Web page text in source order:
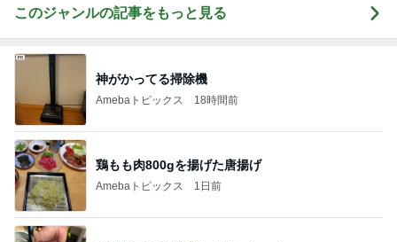
このジャンルの記事をもっと見る
神がかってる掃除機
Amebaトピックス 18時間前
鶏もも肉800gを揚げた唐揚げ
Amebaトピックス 1日前